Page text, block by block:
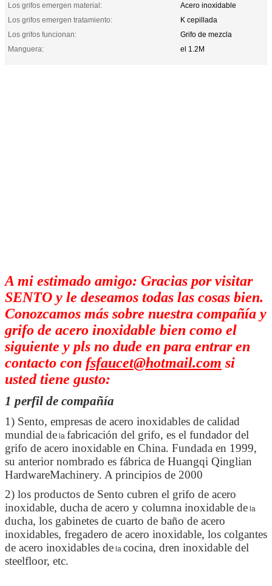
Los grifos emergen material:
Acero inoxidable
Los grifos emergen tratamiento:
K cepillada
Los grifos funcionan:
Grifo de mezcla
Manguera:
el 1.2M
A mi estimado amigo: Gracias por visitar
SENTO y le deseamos todas las cosas bien.
Conozcamos más sobre nuestra compañía y
grifo de acero inoxidable bien como el
siguiente y pls no dude en para entrar en
contacto con fsfaucet@hotmail.com si
usted tiene gusto:
1 perfil de compañía
1) Sento, empresas de acero inoxidables de calidad
mundial de la fabricación del grifo, es el fundador del
grifo de acero inoxidable en China. Fundada en 1999,
su anterior nombrado es fábrica de Huangqi Qinglian
HardwareMachinery. A principios de 2000
2) los productos de Sento cubren el grifo de acero
inoxidable, ducha de acero y columna inoxidable de la
ducha, los gabinetes de cuarto de baño de acero
inoxidables, fregadero de acero inoxidable, los colgantes
de acero inoxidables de la cocina, dren inoxidable del
steelfloor, etc.